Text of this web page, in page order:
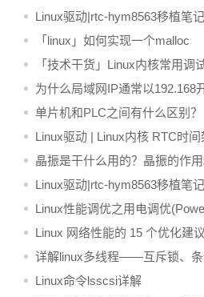
Linux驱动|rtc-hym8563移植笔记
「linux」如何实现一个malloc
「技术干货」Linux内核常用调
为什么局域网IP通常以192.168
单片机和PLC之间有什么区别？
Linux驱动 | Linux内核 RTC时间
晶振是干什么用的？晶振的作
Linux驱动|rtc-hym8563移植笔记
Linux性能调优之用电调优
Linux 网络性能的 15 个优化建议
详解linux多线程——互斥锁、
量
Linux命令lsscsi详解